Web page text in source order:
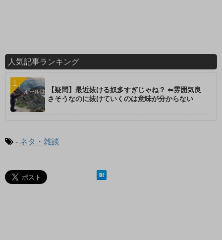
人気記事ランキング
【疑問】最近抜ける奴多すぎじゃね？ ⇐雰囲気良
さそうなのに抜けていくのは意味が分からない
- ネタ・雑談